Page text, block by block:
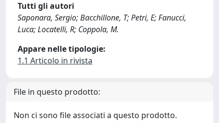
Tutti gli autori
Saponara, Sergio; Bacchillone, T; Petri, E; Fanucci,
Luca; Locatelli, R; Coppola, M.
Appare nelle tipologie:
1.1 Articolo in rivista
File in questo prodotto:
Non ci sono file associati a questo prodotto.